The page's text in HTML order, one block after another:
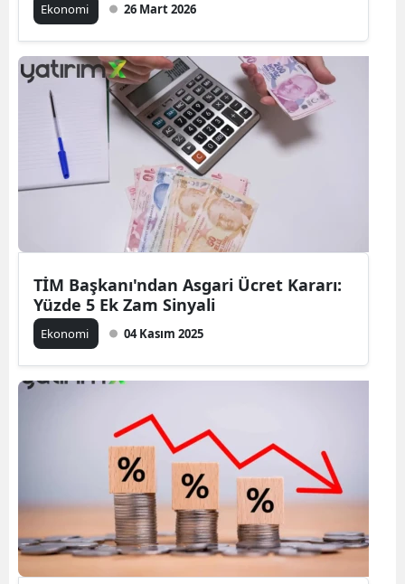
Ekonomi 26 Mart 2026
TİM Başkanı'ndan Asgari Ücret Kararı:
Yüzde 5 Ek Zam Sinyali
Ekonomi 04 Kasım 2025